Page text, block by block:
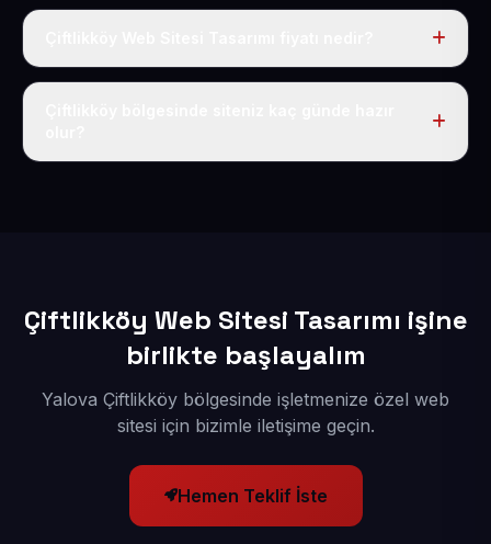
Tek fiyat uygulanır: yıllık 50 USD + KDV. Bu bedele alan
Çiftlikköy Web Sitesi Tasarımı işine
birlikte başlayalım
Yalova Çiftlikköy bölgesinde işletmenize özel web
sitesi için bizimle iletişime geçin.
Hemen Teklif İste